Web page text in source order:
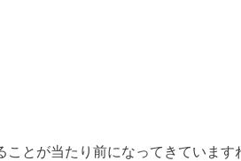
とが当たり前になってきています